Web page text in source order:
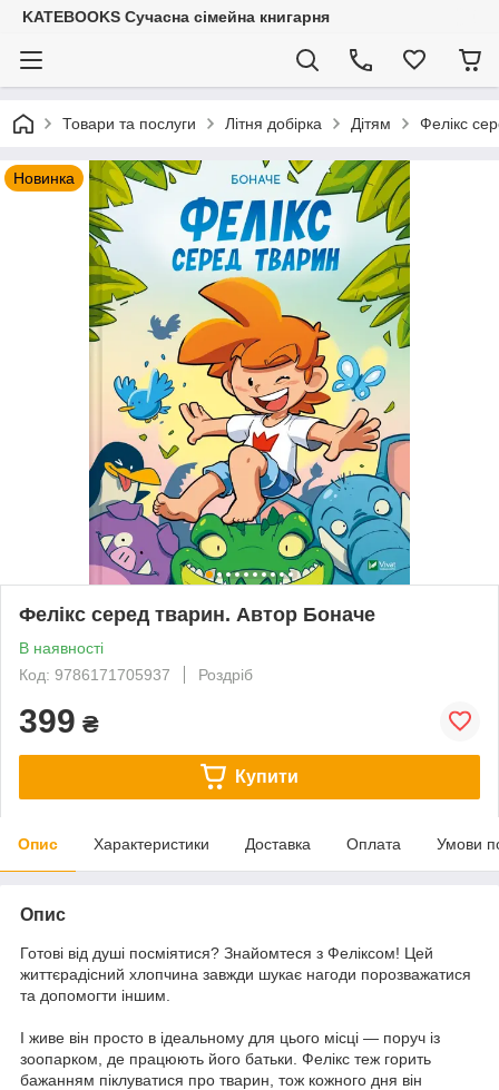
KATEBOOKS Сучасна сімейна книгарня
Товари та послуги Літня добірка Дітям Фелікс
Новинка
Фелікс серед тварин. Автор Боначе
В наявності
Код: 9786171705937
Роздріб
399 ₴
Купити
Опис Характеристики Доставка Оплата Умови
Опис
Готові від душі посміятися? Знайомтеся з Феліксом! Цей
життєрадісний хлопчина завжди шукає нагоди порозважатися
та допомогти іншим.
І живе він просто в ідеальному для цього місці — поруч із
зоопарком, де працюють його батьки. Фелікс теж горить
бажанням піклуватися про тварин, тож кожного дня він